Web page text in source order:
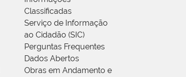
Classificadas
Serviço de Informação
ao Cidadão (SIC)
Perguntas Frequentes
Dados Abertos
Obras em Andamento e